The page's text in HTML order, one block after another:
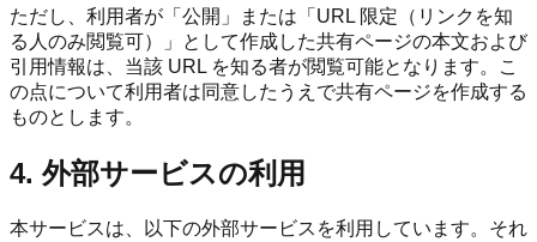
ただし、利用者が「公開」または「URL 限定（リンクを知
る人のみ閲覧可）」として作成した共有ページの本文および
引用情報は、当該 URL を知る者が閲覧可能となります。こ
の点について利用者は同意したうえで共有ページを作成する
ものとします。
4. 外部サービスの利用
本サービスは、以下の外部サービスを利用しています。それ